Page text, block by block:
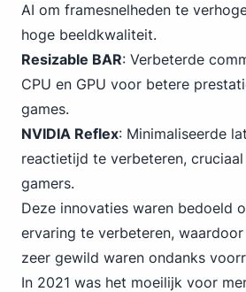
AI om framesnelheden te
hoge beeldkwaliteit.
Resizable BAR: Verbeterde
CPU en GPU voor betere
games.
NVIDIA Reflex: Minimaliseerde
reactietijd te verbeteren,
gamers.
Deze innovaties waren bedoeld
ervaring te verbeteren,
zeer gewild waren ondanks
In 2021 was het moeilijk voor